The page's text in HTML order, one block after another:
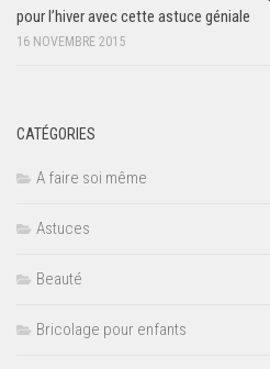
pour l’hiver avec cette astuce géniale
16 NOVEMBRE 2015
CATÉGORIES
A faire soi même
Astuces
Beauté
Bricolage pour enfants